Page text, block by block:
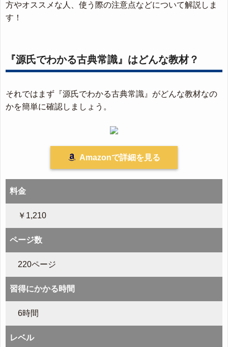
方やオススメな人、使う際の注意点などについて解説しま
す！
『源氏でわかる古典常識』はどんな教材？
それではまず『源氏でわかる古典常識』がどんな教材なの
かを簡単に確認しましょう。
Amazonで詳細を見る
料金
￥1,210
ページ数
220ページ
習得にかかる時間
6時間
レベル